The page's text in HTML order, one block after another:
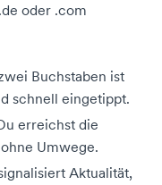
oder .com
Buchstaben ist
schnell eingetippt.
erreichst die
Umwege.
Aktualität,